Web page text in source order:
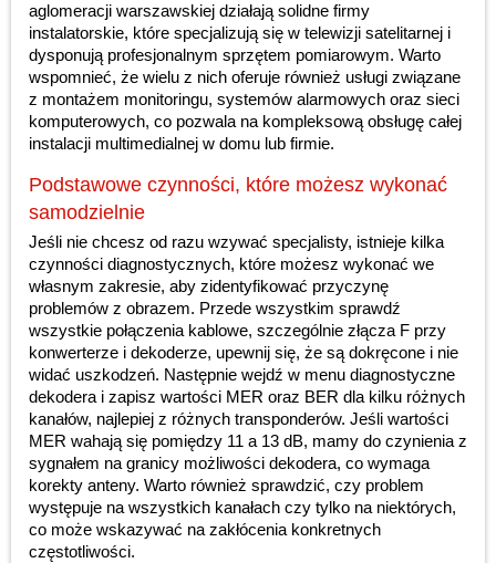
aglomeracji warszawskiej działają solidne firmy
instalatorskie, które specjalizują się w telewizji satelitarnej i
dysponują profesjonalnym sprzętem pomiarowym. Warto
wspomnieć, że wielu z nich oferuje również usługi związane
z montażem monitoringu, systemów alarmowych oraz sieci
komputerowych, co pozwala na kompleksową obsługę całej
instalacji multimedialnej w domu lub firmie.
Podstawowe czynności, które możesz wykonać
samodzielnie
Jeśli nie chcesz od razu wzywać specjalisty, istnieje kilka
czynności diagnostycznych, które możesz wykonać we
własnym zakresie, aby zidentyfikować przyczynę
problemów z obrazem. Przede wszystkim sprawdź
wszystkie połączenia kablowe, szczególnie złącza F przy
konwerterze i dekoderze, upewnij się, że są dokręcone i nie
widać uszkodzeń. Następnie wejdź w menu diagnostyczne
dekodera i zapisz wartości MER oraz BER dla kilku różnych
kanałów, najlepiej z różnych transponderów. Jeśli wartości
MER wahają się pomiędzy 11 a 13 dB, mamy do czynienia z
sygnałem na granicy możliwości dekodera, co wymaga
korekty anteny. Warto również sprawdzić, czy problem
występuje na wszystkich kanałach czy tylko na niektórych,
co może wskazywać na zakłócenia konkretnych
częstotliwości.